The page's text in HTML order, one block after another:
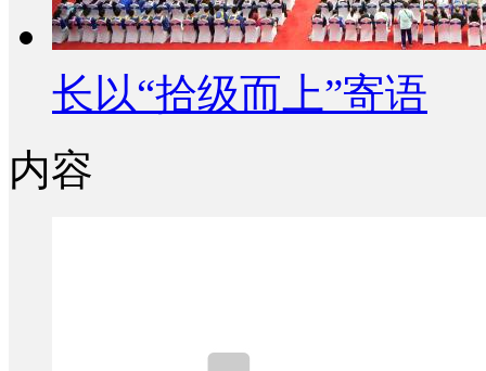
长以“拾级而上”寄语
内容